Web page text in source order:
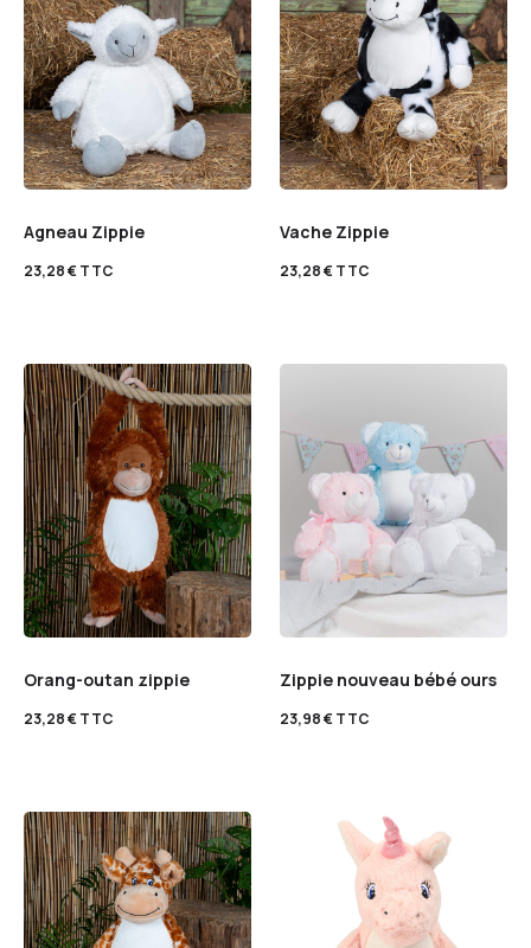
Agneau Zippie
23,28€TTC
Vache Zippie
23,28€TTC
Orang-outan zippie
23,28€TTC
Zippie nouveau bébé ours
23,98€TTC